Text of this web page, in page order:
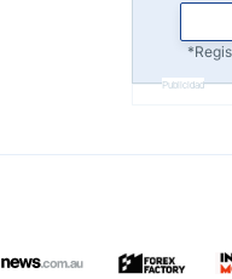
Publicidad